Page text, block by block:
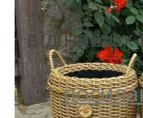
від наших